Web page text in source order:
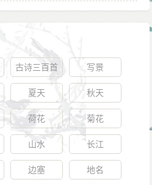
古诗三百首 写景
夏天 秋天
荷花 菊花
山水 长江
边塞 地名